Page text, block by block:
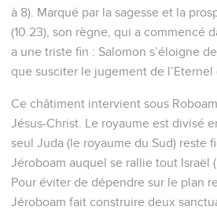
à 8). Marqué par la sagesse et la
(10.23), son règne, qui a commencé
a une triste fin : Salomon s’éloigne
que susciter le jugement de l’Eternel
Ce châtiment intervient sous
Jésus-Christ. Le royaume est divisé
seul Juda (le royaume du Sud) reste
Jéroboam auquel se rallie tout Israël
Pour éviter de dépendre sur le plan
Jéroboam fait construire deux